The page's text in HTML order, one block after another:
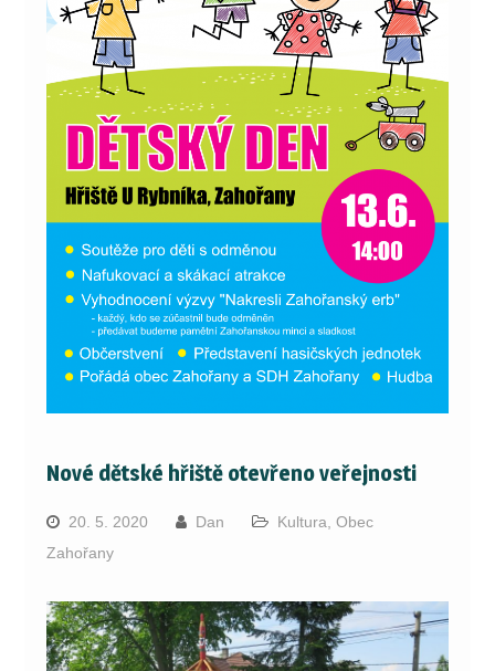
Nové dětské hřiště otevřeno veřejnosti
20. 5. 2020 Dan Kultura Obec
Zahořany